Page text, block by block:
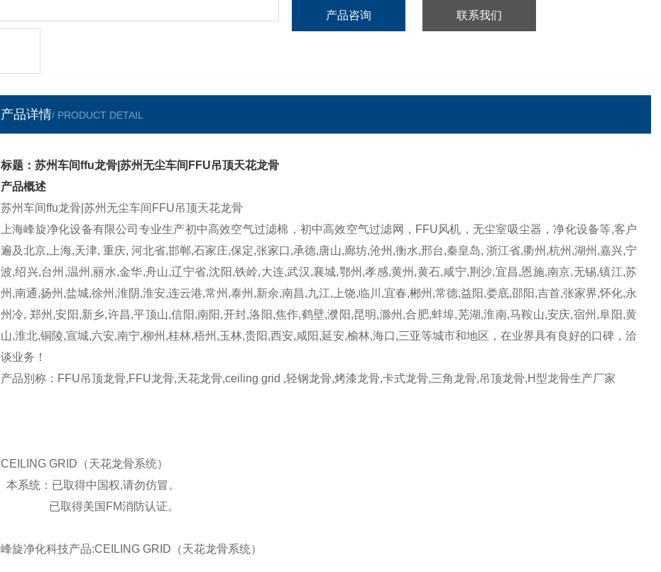
产品咨询 联系我们
产品详情/ PRODUCT DETAIL
标题：苏州车间ffu龙骨|苏州无尘车间FFU吊顶天花龙骨
产品概述
苏州车间ffu龙骨|苏州无尘车间FFU吊顶天花龙骨
上海峰旋净化设备有限公司专业生产初中高效空气过滤棉，初中高效空气过滤网，FFU风机，无尘室吸尘器，净化设备等,客户
遍及北京,上海,天津, 重庆, 河北省,邯郸,石家庄,保定,张家口,承德,唐山,廊坊,沧州,衡水,邢台,秦皇岛, 浙江省,衢州,杭州,湖州,嘉兴,宁
波,绍兴,台州,温州,丽水,金华,舟山,辽宁省,沈阳,铁岭,大连,武汉,襄城,鄂州,孝感,黄州,黄石,咸宁,荆沙,宜昌,恩施,南京,无锡,镇江,苏
州,南通,扬州,盐城,徐州,淮阴,淮安,连云港,常州,泰州,新余,南昌,九江,上饶,临川,宜春,郴州,常德,益阳,娄底,邵阳,吉首,张家界,怀化,永
州冷, 郑州,安阳,新乡,许昌,平顶山,信阳,南阳,开封,洛阳,焦作,鹤壁,濮阳,昆明,滁州,合肥,蚌埠,芜湖,淮南,马鞍山,安庆,宿州,阜阳,黄
山,淮北,铜陵,宣城,六安,南宁,柳州,桂林,梧州,玉林,贵阳,西安,咸阳,延安,榆林,海口,三亚等城市和地区，在业界具有良好的口碑，洽
谈业务！
产品別称：FFU吊顶龙骨,FFU龙骨,天花龙骨,ceiling grid ,轻钢龙骨,烤漆龙骨,卡式龙骨,三角龙骨,吊顶龙骨,H型龙骨生产厂家
CEILING GRID（天花龙骨系统）
本系统：已取得中国权,请勿仿冒。
已取得美国FM消防认证。
峰旋净化科技产品:CEILING GRID（天花龙骨系统）